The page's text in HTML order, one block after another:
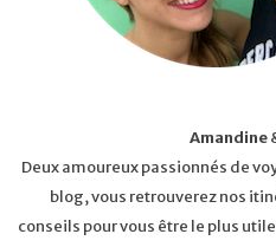
Amandine
Deux amoureux passionnés de
blog, vous retrouverez nos
conseils pour vous être le plus